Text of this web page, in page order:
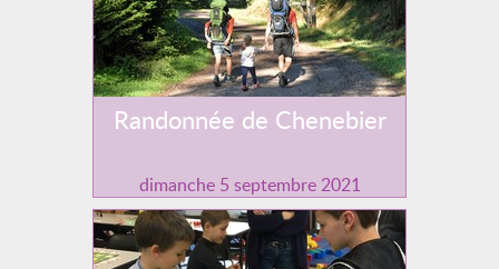
Randonnée de Chenebier
dimanche 5 septembre 2021